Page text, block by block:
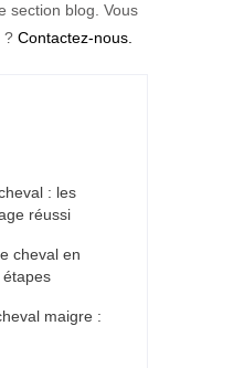
section blog. Vous
? Contactez-nous.
: les
réussi
cheval en
maigre :